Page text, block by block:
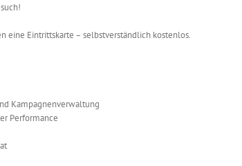
eine Eintrittskarte – selbstverständlich kostenlos.
Kampagnenverwaltung
Performance